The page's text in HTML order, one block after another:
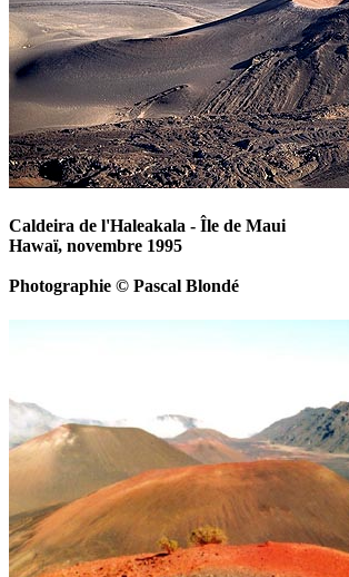
Caldeira de l'Haleakala - Île de Maui
Hawaï, novembre 1995
Photographie © Pascal Blondé